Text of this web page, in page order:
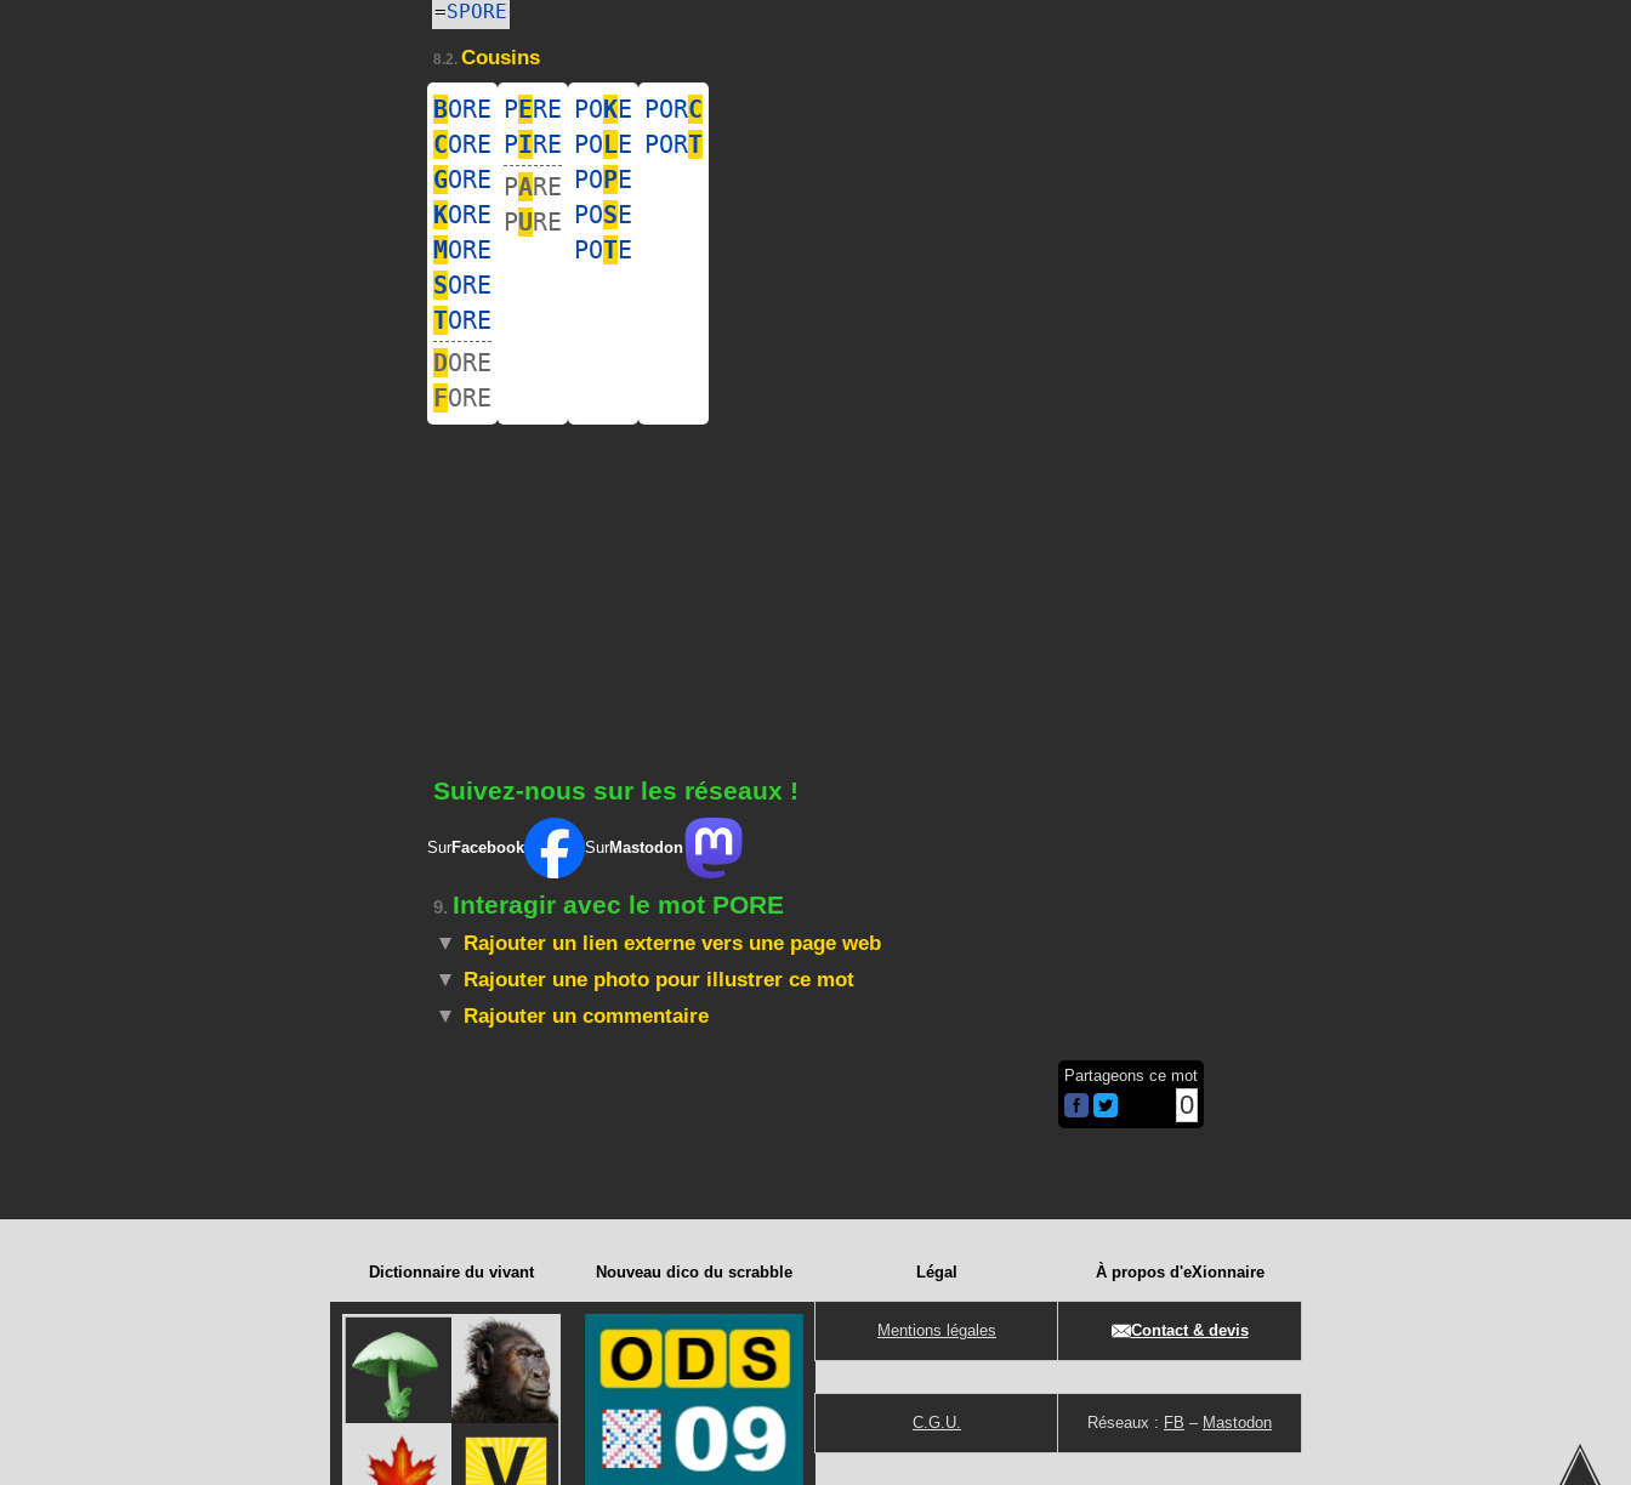
=SPORE
8.2. Cousins
BORE
CORE
GORE
KORE
MORE
SORE
TORE
DORE
FORE
PERE
PIRE
PARE
PURE
POKE
POLE
POPE
POSE
POTE
PORC
PORT
Suivez-nous sur les réseaux !
SurFacebook SurMastodon
9. Interagir avec le mot PORE
Rajouter un lien externe vers une page web
Rajouter une photo pour illustrer ce mot
Rajouter un commentaire
Partageons ce mot
0
Dictionnaire du vivant Nouveau dico du scrabble Légal
Mentions légales
C.G.U.
À propos d'eXionnaire
Contact & devis
Réseaux : FB – Mastodon